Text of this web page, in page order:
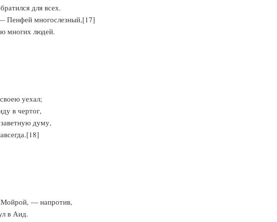
для всех.
Пенфей многослезный,[17]
многих людей.
уехал;
в чертог,
думу,
Мойрой, — напротив,
в Аид.